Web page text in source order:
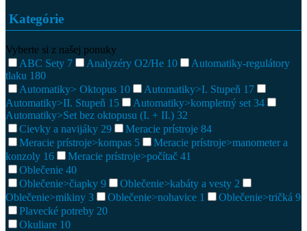
Kategórie
Vyberte si z našej ponuky
ABC Sety 7 Analyzéry O2/He 10
Automatiky-regulátory
tlaku 180
Automatiky> Oktopus 10 Automatiky>I. Stupeň 17
Automatiky>II. Stupeň 15 Automatiky>kompletný set 34
Automatiky>Set bez oktopusu (I. + II.) 32
Cievky a navijáky 29 Meracie prístroje 84
Meracie prístroje>kompas 5
Meracie prístroje>manometer a
konzoly 16 Meracie prístroje>počítač 41
Oblečenie 40
Oblečenie>čiapky 9 Oblečenie>kabáty a vesty 2
Oblečenie>mikiny 3 Oblečenie>nohavice 1 Oblečenie>tričká 9
Plavecké potreby 20
Okuliare 10